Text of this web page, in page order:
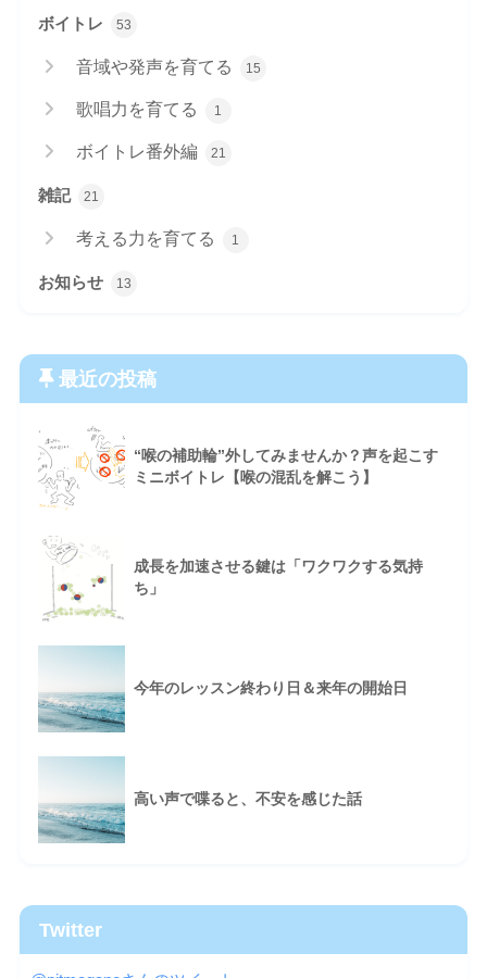
ボイトレ 53
音域や発声を育てる 15
歌唱力を育てる 1
ボイトレ番外編 21
雑記 21
考える力を育てる 1
お知らせ 13
最近の投稿
“喉の補助輪”外してみませんか？声を起こす
ミニボイトレ【喉の混乱を解こう】
成長を加速させる鍵は「ワクワクする気持
ち」
今年のレッスン終わり日＆来年の開始日
高い声で喋ると、不安を感じた話
Twitter